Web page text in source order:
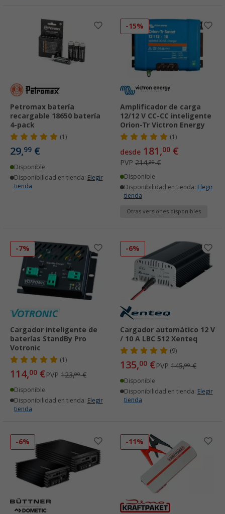
Petromax batería
recargable 18650 batería
4-pack
(1)
29,99 €
Disponible
Disponibilidad en tienda: Elegir
tienda
-15%
Amplificador de carga
12/12 V CC-CC inteligente
Orion-Tr Victron Energy
(1)
desde 181,00 €
PVP 214,20€
Disponible
Disponibilidad en tienda: Elegir
tienda
Otras versiones disponibles
-7%
Cargador inteligente de
baterías StandBy Pro
Votronic
(1)
114,00 €PVP 123,00€
Disponible
Disponibilidad en tienda: Elegir
tienda
-6%
Cargador automático 12 V
/ 10 A LBC 512 Xenteq
(9)
135,00 €PVP 145,00€
Disponible
Disponibilidad en tienda: Elegir
tienda
-6% -11%